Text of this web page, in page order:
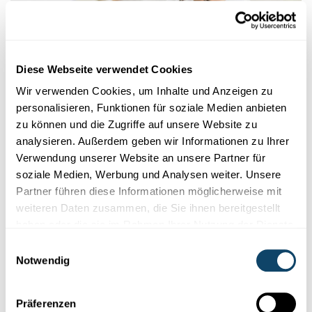
Diese Webseite verwendet Cookies
Wir verwenden Cookies, um Inhalte und Anzeigen zu
personalisieren, Funktionen für soziale Medien anbieten
zu können und die Zugriffe auf unsere Website zu
analysieren. Außerdem geben wir Informationen zu Ihrer
Verwendung unserer Website an unsere Partner für
soziale Medien, Werbung und Analysen weiter. Unsere
Partner führen diese Informationen möglicherweise mit
weiteren Daten zusammen, die Sie ihnen bereitgestellt
Notwendig
Präferenzen
KLINISCHE FORSCHUNG
Was sind klinische Studien und warum sollte
man mitmachen?
Es handelt sich dabei um Studien an Patienten oder gesunden
Freiwilligen (Probanden), um Diagnosetests oder Behandlungen
in einer bestimmten
Patientenpopulation zu verbessern.